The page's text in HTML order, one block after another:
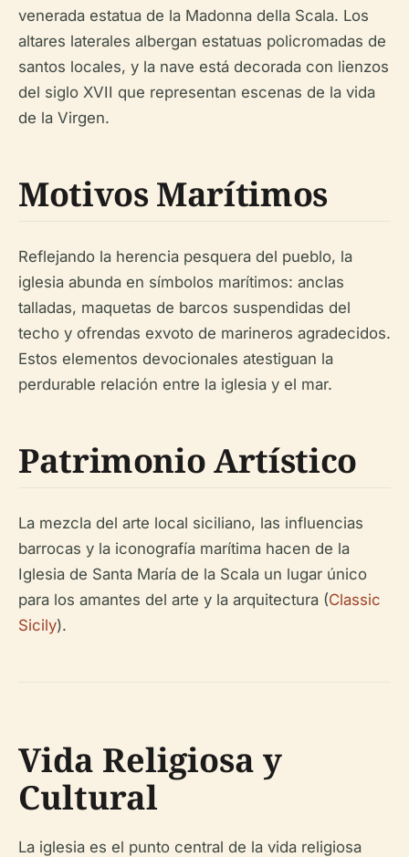
venerada estatua de la Madonna della Scala. Los
altares laterales albergan estatuas policromadas de
santos locales, y la nave está decorada con lienzos
del siglo XVII que representan escenas de la vida
de la Virgen.
Motivos Marítimos
Reflejando la herencia pesquera del pueblo, la
iglesia abunda en símbolos marítimos: anclas
talladas, maquetas de barcos suspendidas del
techo y ofrendas exvoto de marineros agradecidos.
Estos elementos devocionales atestiguan la
perdurable relación entre la iglesia y el mar.
Patrimonio Artístico
La mezcla del arte local siciliano, las influencias
barrocas y la iconografía marítima hacen de la
Iglesia de Santa María de la Scala un lugar único
para los amantes del arte y la arquitectura (Classic
Sicily).
Vida Religiosa y
Cultural
La iglesia es el punto central de la vida religiosa